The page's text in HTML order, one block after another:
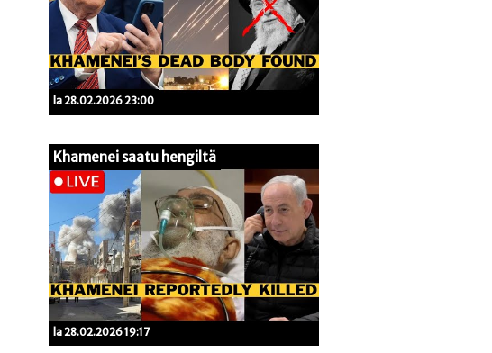
la 28.02.2026 23:00
Khamenei saatu hengiltä
la 28.02.2026 19:17